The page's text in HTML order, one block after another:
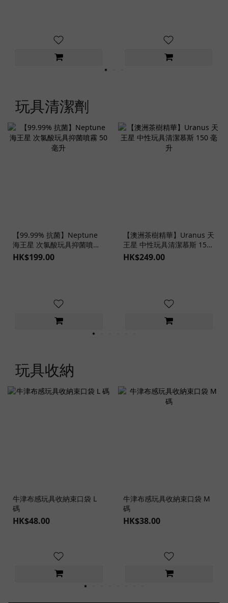
玩具清潔劑
【99.99% 抗菌】Neptune
海王星 次氯酸玩具抑菌噴霧
50 毫升
HK$199.00
【澳洲茶樹精華】Uranus 天
王星 中性玩具清潔慕斯 150
毫升
HK$249.00
玩具收納
牛津布感玩具收納束口袋 L
碼
HK$48.00
牛津布感玩具收納束口袋 M
碼
HK$38.00